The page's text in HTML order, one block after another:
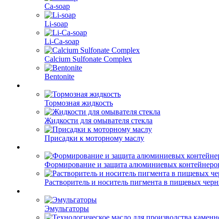
Ca-soap
Li-soap
Li-Ca-soap
Calcium Sulfonate Complex
Bentonite
Тормозная жидкость
Жидкости для омывателя стекла
Присадки к моторному маслу
Формирование и защита алюминиевых
Растворитель и носитель пигмента в пищевых
Эмульгаторы